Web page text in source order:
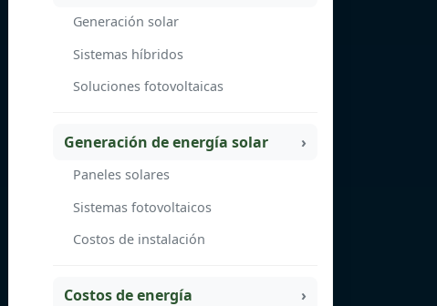
Generación solar
Sistemas híbridos
Soluciones fotovoltaicas
Generación de energía solar
Paneles solares
Sistemas fotovoltaicos
Costos de instalación
Costos de energía